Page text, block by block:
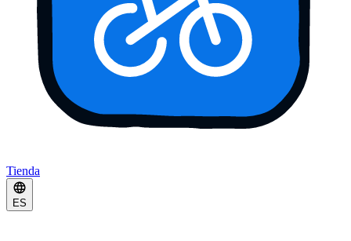
Tienda
ES